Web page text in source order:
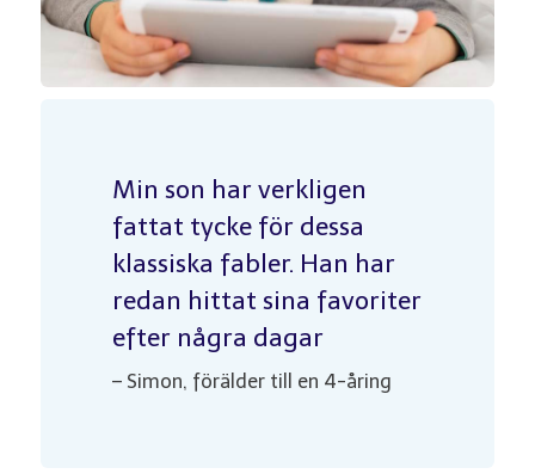
Min son har verkligen
fattat tycke för dessa
klassiska fabler. Han har
redan hittat sina favoriter
efter några dagar
– Simon, förälder till en 4-åring